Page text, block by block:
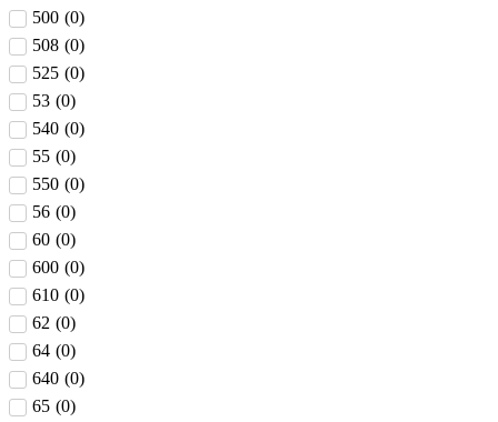
500 (0)
508 (0)
525 (0)
53 (0)
540 (0)
55 (0)
550 (0)
56 (0)
60 (0)
600 (0)
610 (0)
62 (0)
64 (0)
640 (0)
65 (0)